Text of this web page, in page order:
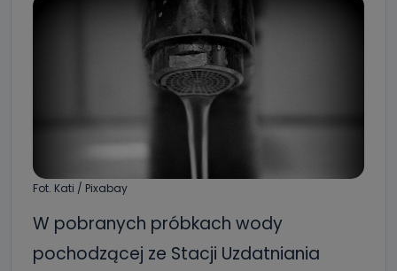
Fot. Kati / Pixabay
W pobranych próbkach wody
pochodzącej ze Stacji Uzdatniania